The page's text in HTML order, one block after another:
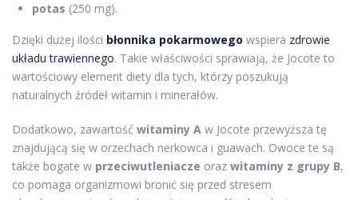
potas (250 mg).
Dzięki dużej ilości błonnika pokarmowego wspiera zdrowie
układu trawiennego. Takie właściwości sprawiają, że Jocote to
wartościowy element diety dla tych, którzy poszukują
naturalnych źródeł witamin i minerałów.
Dodatkowo, zawartość witaminy A w Jocote przewyższa tę
znajdującą się w orzechach nerkowca i guawach. Owoce te są
także bogate w przeciwutleniacze oraz witaminy z grupy B,
co pomaga organizmowi bronić się przed stresem